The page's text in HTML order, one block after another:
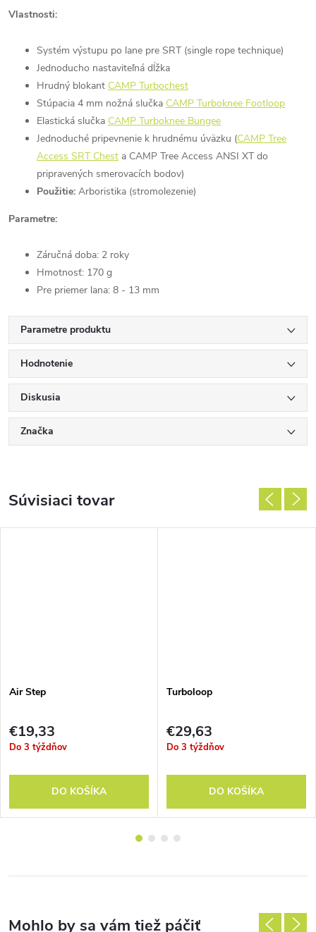
Vlastnosti:
Systém výstupu po lane pre SRT (single rope technique)
Jednoducho nastaviteľná dĺžka
Hrudný blokant CAMP Turbochest
Stúpacia 4 mm nožná slučka CAMP Turboknee Footloop
Elastická slučka CAMP Turboknee Bungee
Jednoduché pripevnenie k hrudnému úväzku (CAMP Tree
Access SRT Chest a CAMP Tree Access ANSI XT do
pripravených smerovacích bodov)
Použitie: Arboristika (stromolezenie)
Parametre:
Záručná doba: 2 roky
Hmotnosť: 170 g
Pre priemer lana: 8 - 13 mm
Parametre produktu
Hodnotenie
Diskusia
Značka
Súvisiaci tovar
Air Step
€19,33
Do 3 týždňov
DO KOŠÍKA
Turboloop
€29,63
Do 3 týždňov
DO KOŠÍKA